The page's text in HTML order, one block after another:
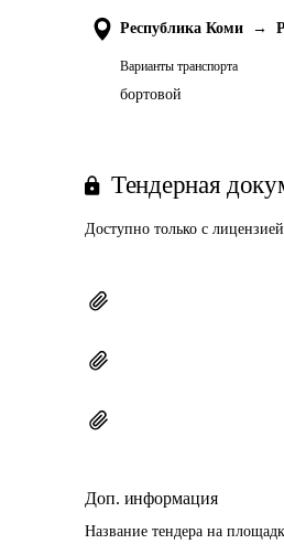
Республика Коми →
Варианты транспорта
бортовой
Тендерная
Доступно только с
Доп. информация
Название тендера на